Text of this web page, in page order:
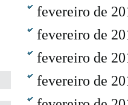
fevereiro de
fevereiro de
fevereiro de
fevereiro de